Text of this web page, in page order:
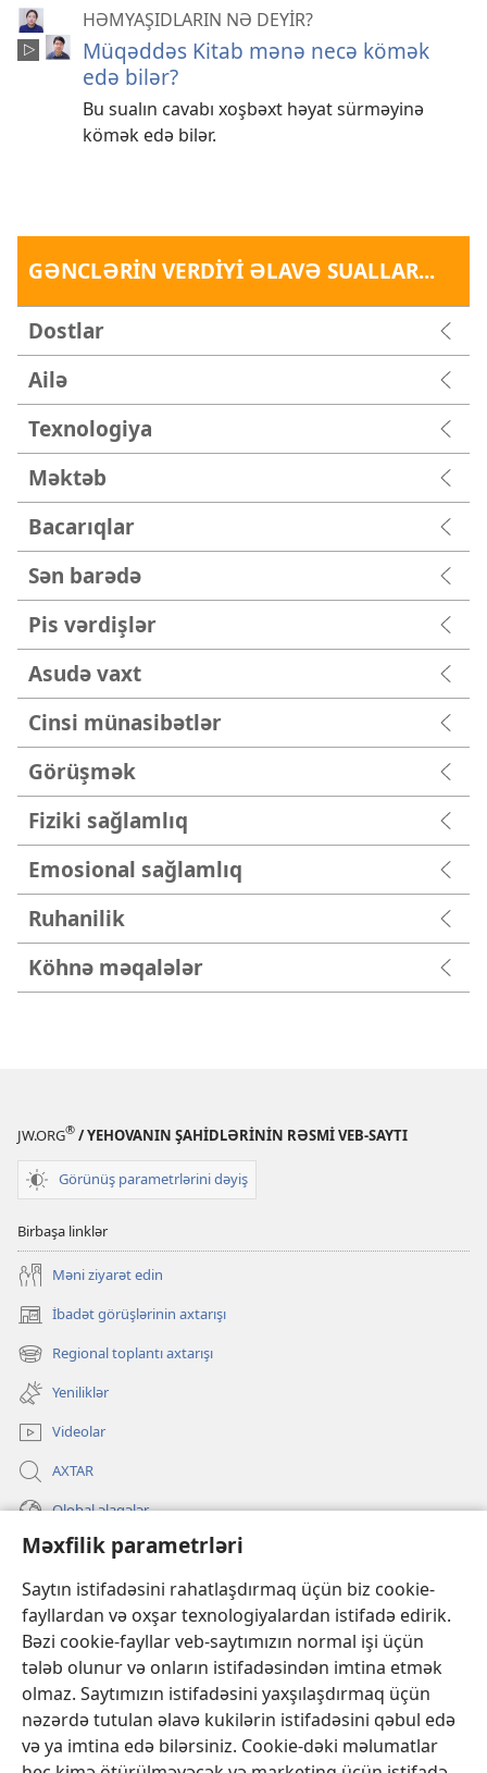
Məxfilik parametrləri
Saytın istifadəsini rahatlaşdırmaq üçün biz cookie-
fayllardan və oxşar texnologiyalardan istifadə edirik.
Bəzi cookie-fayllar veb-saytımızın normal işi üçün
tələb olunur və onların istifadəsindən imtina etmək
olmaz. Saytımızın istifadəsini yaxşılaşdırmaq üçün
nəzərdə tutulan əlavə kukilərin istifadəsini qəbul edə
və ya imtina edə bilərsiniz. Cookie-dəki məlumatlar
HƏMYAŞIDLARIN NƏ DEYİR?
Müqəddəs Kitab mənə necə kömək
edə bilər?
Bu sualın cavabı xoşbəxt həyat sürməyinə
kömək edə bilər.
GƏNCLƏRİN VERDİYİ ƏLAVƏ SUALLAR...
Dostlar
Ailə
Texnologiya
Məktəb
Bacarıqlar
Sən barədə
Pis vərdişlər
Asudə vaxt
Cinsi münasibətlər
Görüşmək
Fiziki sağlamlıq
Emosional sağlamlıq
Ruhanilik
Köhnə məqalələr
JW.ORG® / YEHOVANIN ŞAHİDLƏRİNİN RƏSMİ VEB-SAYTI
Görünüş parametrlərini dəyiş
Birbaşa linklər
Məni ziyarət edin
İbadət görüşlərinin axtarışı
(yeni
pəncərə
açılır)
Regional toplantı axtarışı
(yeni
pəncərə
açılır)
Yeniliklər
Videolar
AXTAR
Qlobal əlaqələr
KÖMƏK
(yeni
pəncərə
Gözətçi qülləsinin ONLAYN KİTABXANASI™
(yeni
pəncərə
açılır) JW Hub
(yeni
pəncərə
açılır)
«JW Library»®